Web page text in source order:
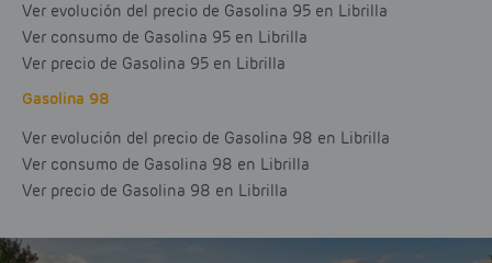
Ver evolución del precio de Gasolina 95 en Librilla
Ver consumo de Gasolina 95 en Librilla
Ver precio de Gasolina 95 en Librilla
Gasolina 98
Ver evolución del precio de Gasolina 98 en Librilla
Ver consumo de Gasolina 98 en Librilla
Ver precio de Gasolina 98 en Librilla